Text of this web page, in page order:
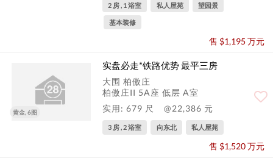
2 房 , 1 浴室 私人屋苑 望园景
基本装修
售 $1,195 万元
黄金, 6图
实盘必走*铁路优势 最平三房
大围 柏傲庄
柏傲庄II 5A座 低层 A室
实用: 679 尺
@22,386 元
3 房 , 2 浴室 向东北 私人屋苑
售 $1,520 万元